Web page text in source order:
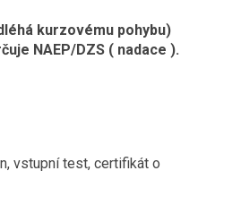
kurzovému pohybu)
NAEP/DZS ( nadace ).
vstupní test, certifikát o